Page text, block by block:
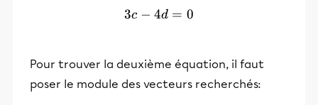
3c-4d = 0
3c − 4d = 0
Pour trouver la deuxième équation, il faut
poser le module des vecteurs recherchés: